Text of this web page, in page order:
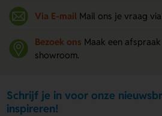
Via E-mail Mail ons je vraag via
Bezoek ons Maak een
showroom.
Schrijf je in voor onze
inspireren!